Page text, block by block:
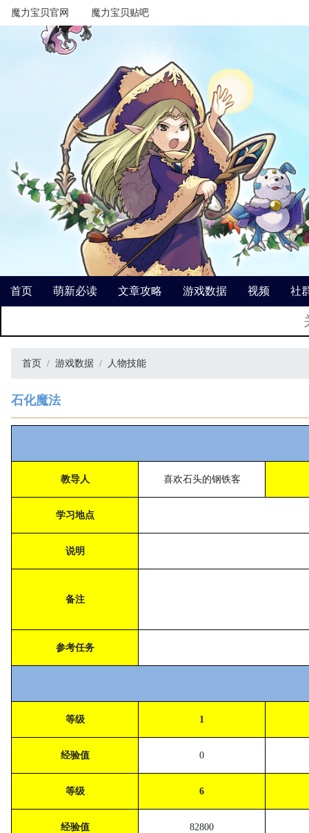
魔力宝贝官网 魔力宝贝贴吧
首页 萌新必读 文章攻略 游戏数据 视频 社
首页 游戏数据 人物技能
石化魔法
教导人 喜欢石头的钢铁客
学习地点
说明
备注
参考任务
等级 1
经验值 0
等级 6
经验值 82800